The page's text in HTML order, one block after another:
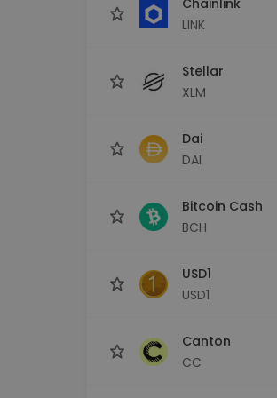
LINK
Stellar
XLM
Dai
DAI
Bitcoin Cash
BCH
USD1
USD1
Canton
CC